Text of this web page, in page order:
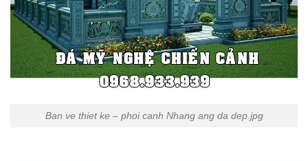
Ban ve thiet ke – phoi canh Nhang ang da dep.jpg